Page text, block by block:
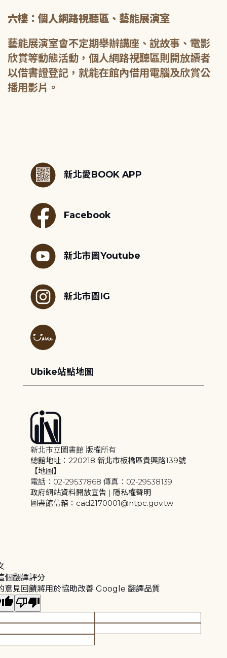
六樓：個人網路視聽區、藝能展演室
藝能展演室會不定期舉辦講座、說故事、電影
欣賞等動態活動，個人網路視聽區則開放讀者
以借書證登記，就能在館內借用電腦及欣賞公
播用影片。
新北愛BOOK APP
Facebook
新北市圖Youtube
新北市圖IG
Ubike站點地圖
新北市立圖書館 版權所有
總館地址：220218 新北市板橋區貴興路139號
【地圖】
電話：02-29537868 傳真：02-29538139
政府網站資料開放宣告 | 隱私權聲明
圖書館信箱：cad2170001@ntpc.gov.tw
個翻譯評分
意見回饋將用於協助改善 Google 翻譯品質